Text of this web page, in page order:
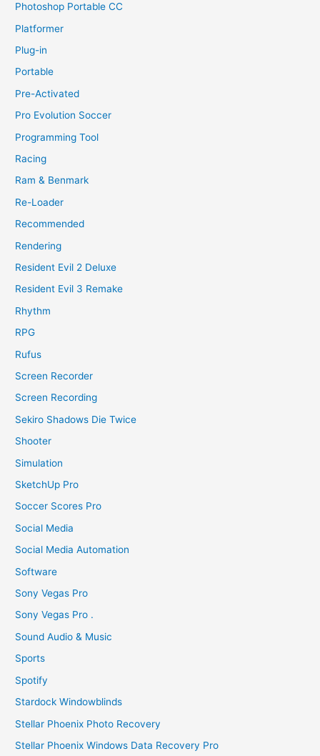
Photoshop Portable CC
Platformer
Plug-in
Portable
Pre-Activated
Pro Evolution Soccer
Programming Tool
Racing
Ram & Benmark
Re-Loader
Recommended
Rendering
Resident Evil 2 Deluxe
Resident Evil 3 Remake
Rhythm
RPG
Rufus
Screen Recorder
Screen Recording
Sekiro Shadows Die Twice
Shooter
Simulation
SketchUp Pro
Soccer Scores Pro
Social Media
Social Media Automation
Software
Sony Vegas Pro
Sony Vegas Pro .
Sound Audio & Music
Sports
Spotify
Stardock Windowblinds
Stellar Phoenix Photo Recovery
Stellar Phoenix Windows Data Recovery Pro